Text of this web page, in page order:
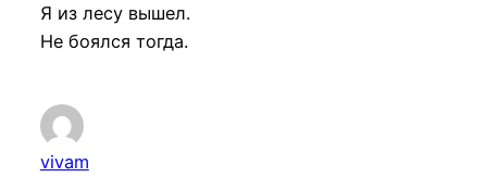
Я из лесу вышел.
Не боялся тогда.
vivam